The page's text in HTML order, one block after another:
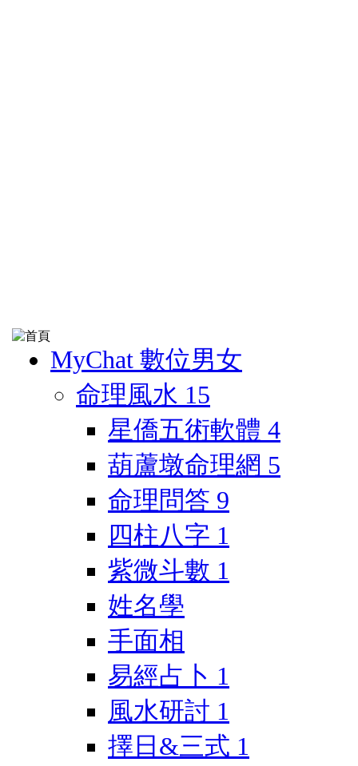
MyChat 數位男女
命理風水 15
星僑五術軟體 4
葫蘆墩命理網 5
命理問答 9
四柱八字 1
紫微斗數 1
姓名學
手面相
易經占卜 1
風水研討 1
擇日&三式 1